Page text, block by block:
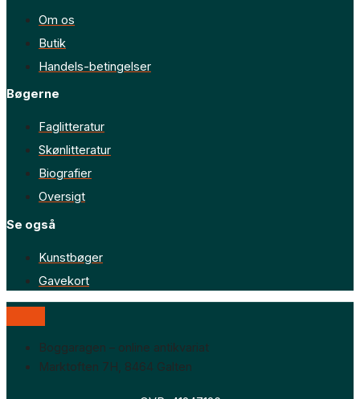
Om os
Butik
Handels-betingelser
Bøgerne
Faglitteratur
Skønlitteratur
Biografier
Oversigt
Se også
Kunstbøger
Gavekort
Boggaragen – online antikvariat
Marktoften 7H, 8464 Galten